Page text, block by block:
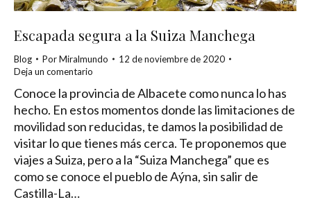
Escapada segura a la Suiza Manchega
Blog PorMiralmundo
12 de noviembre de 2020
Deja un comentario
Conoce la provincia de Albacete como nunca lo has
hecho. En estos momentos donde las limitaciones de
movilidad son reducidas, te damos la posibilidad de
visitar lo que tienes más cerca. Te proponemos que
viajes a Suiza, pero a la “Suiza Manchega” que es
como se conoce el pueblo de Aýna, sin salir de
Castilla-La…